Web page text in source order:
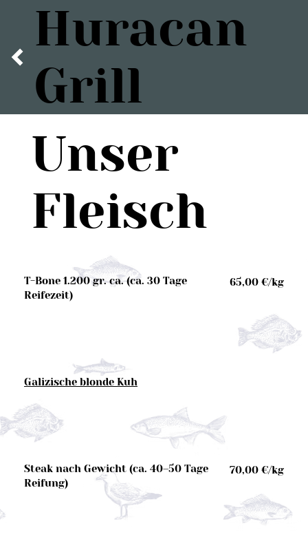
Unser
Fleisch
T-Bone 1.200 gr. ca. (ca. 30 Tage
Reifezeit)
65,00 €/kg
Galizische blonde Kuh
Steak nach Gewicht (ca. 40–50 Tage
Reifung)
70,00 €/kg
Huracan
Grill